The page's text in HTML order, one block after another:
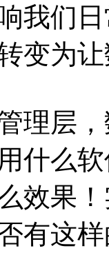
我们
变为
理层
什么
效果
有这